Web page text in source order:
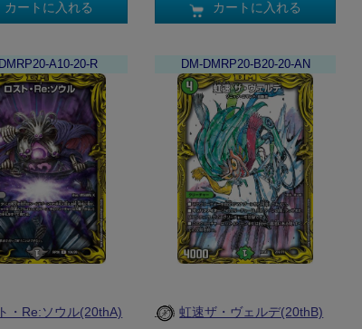
カートに入れる カートに入れる
A10-20-R
・Re:ソウル(20thA)
DM-DMRP20-B20-20-AN
虹速ザ・ヴェルデ(20thB)